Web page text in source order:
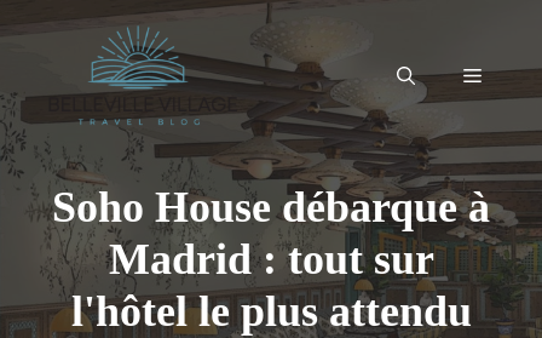
Menu
Soho House débarque à
Madrid : tout sur
l'hôtel le plus attendu